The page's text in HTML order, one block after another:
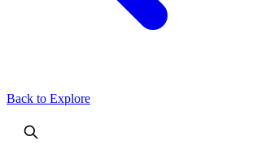
Back to Explore